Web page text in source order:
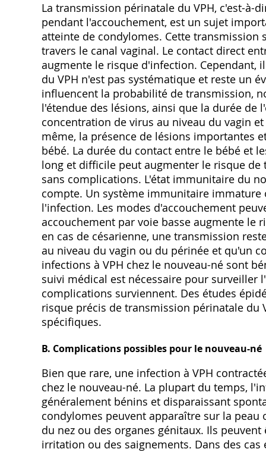
La transmission périnatale du VPH, c'est-
pendant l'accouchement, est un sujet
atteinte de condylomes. Cette
travers le canal vaginal. Le contact direct
augmente le risque d'infection. Cependant,
du VPH n'est pas systématique et reste un
influencent la probabilité de transmission,
l'étendue des lésions, ainsi que la durée
concentration de virus au niveau du vagin
même, la présence de lésions importantes
bébé. La durée du contact entre le bébé et
long et difficile peut augmenter le risque
sans complications. L'état immunitaire du
compte. Un système immunitaire
l'infection. Les modes d'accouchement
accouchement par voie basse augmente le
en cas de césarienne, une transmission
au niveau du vagin ou du périnée et qu'un
infections à VPH chez le nouveau-né sont
suivi médical est nécessaire pour
complications surviennent. Des études
risque précis de transmission périnatale
spécifiques.
B. Complications possibles pour le nouveau-né
Bien que rare, une infection à VPH
chez le nouveau-né. La plupart du temps,
généralement bénins et disparaissant
condylomes peuvent apparaître sur la
du nez ou des organes génitaux. Ils
irritation ou des saignements. Dans des